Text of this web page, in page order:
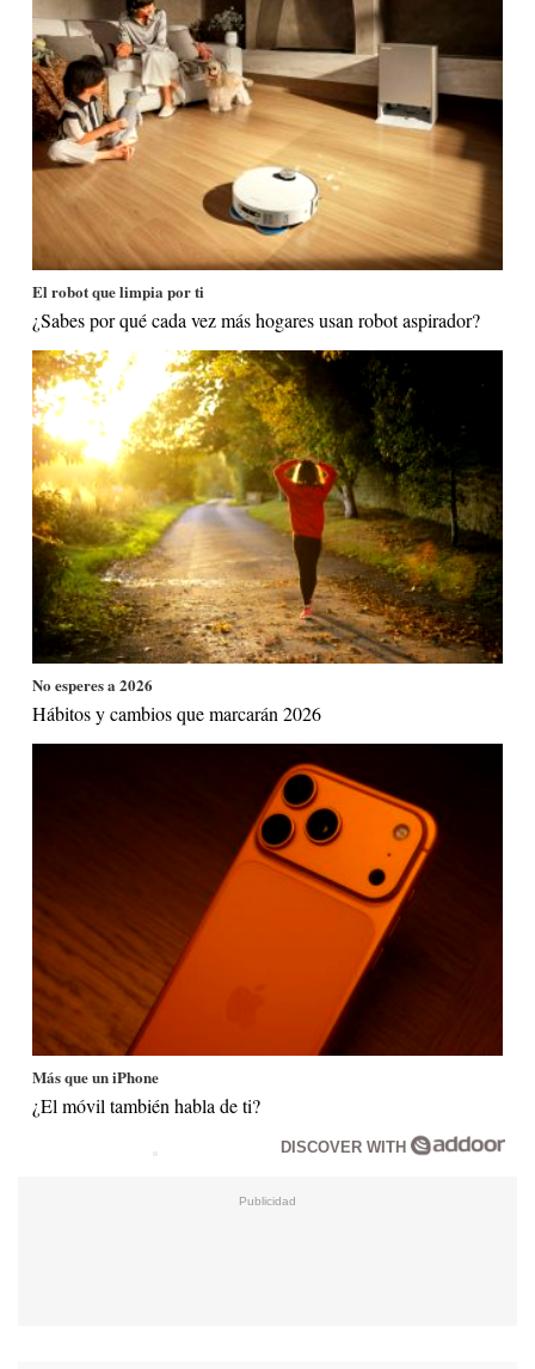
El robot que limpia por ti
¿Sabes por qué cada vez más hogares usan robot aspirador?
No esperes a 2026
Hábitos y cambios que marcarán 2026
Más que un iPhone
¿El móvil también habla de ti?
DISCOVER WITH